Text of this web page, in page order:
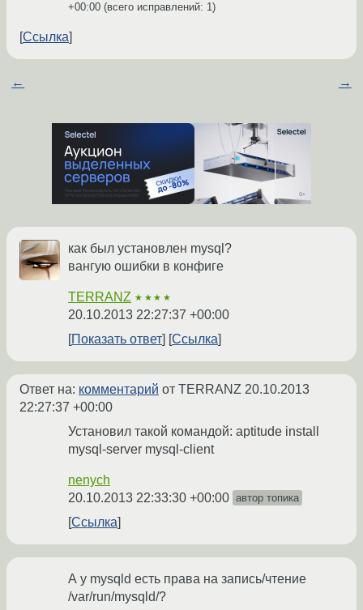
+00:00 (всего исправлений: 1)
Ссылка
← →
как был установлен mysql?
вангую ошибки в конфиге
TERRANZ ★★★★
20.10.2013 22:27:37 +00:00
Показать ответ
Ссылка
Ответ на: комментарий от TERRANZ 20.10.2013
22:27:37 +00:00
Установил такой командой: aptitude install
mysql-server mysql-client
nenych
20.10.2013 22:33:30 +00:00 автор топика
Ссылка
А у mysqld есть права на запись/чтение
/var/run/mysqld/?